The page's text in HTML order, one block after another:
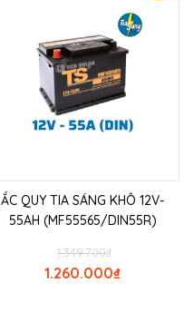
ẮC QUY TIA SÁNG KHÔ 12V-
55AH (MF55565/DIN55R)
₫
1.349.700
₫
1.260.000